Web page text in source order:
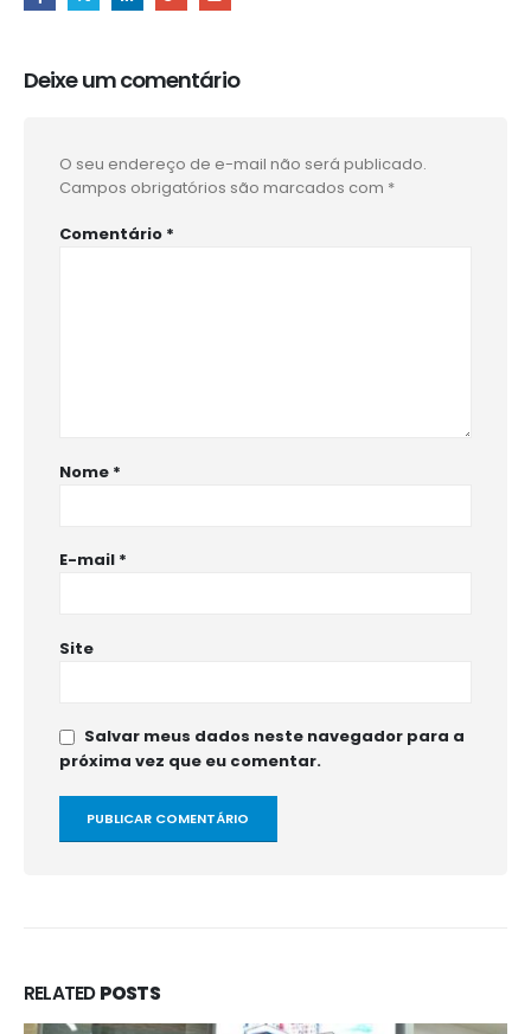
Deixe um comentário
O seu endereço de e-mail não será publicado.
Campos obrigatórios são marcados com *
Comentário *
Nome *
E-mail *
Site
Salvar meus dados neste navegador para a
próxima vez que eu comentar.
RELATEDPOSTS